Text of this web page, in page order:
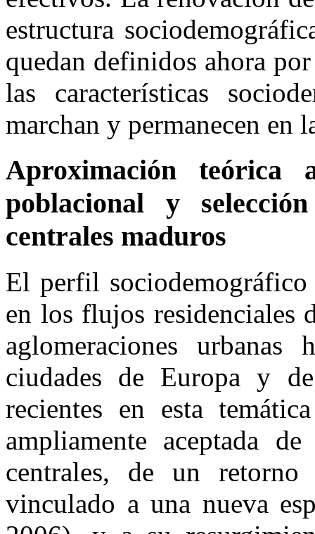
estructura
quedan definidos ahora
las características
marchan y permanecen en
Aproximación teórica
poblacional y
centrales maduros
El perfil
en los flujos residenciales
aglomeraciones
ciudades de Europa y
recientes en esta
ampliamente aceptada
centrales, de un
vinculado a una nueva